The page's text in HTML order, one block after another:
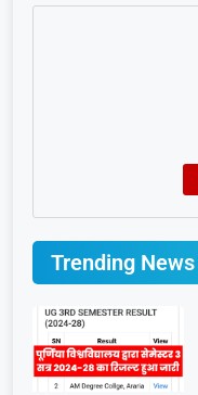
Trending News